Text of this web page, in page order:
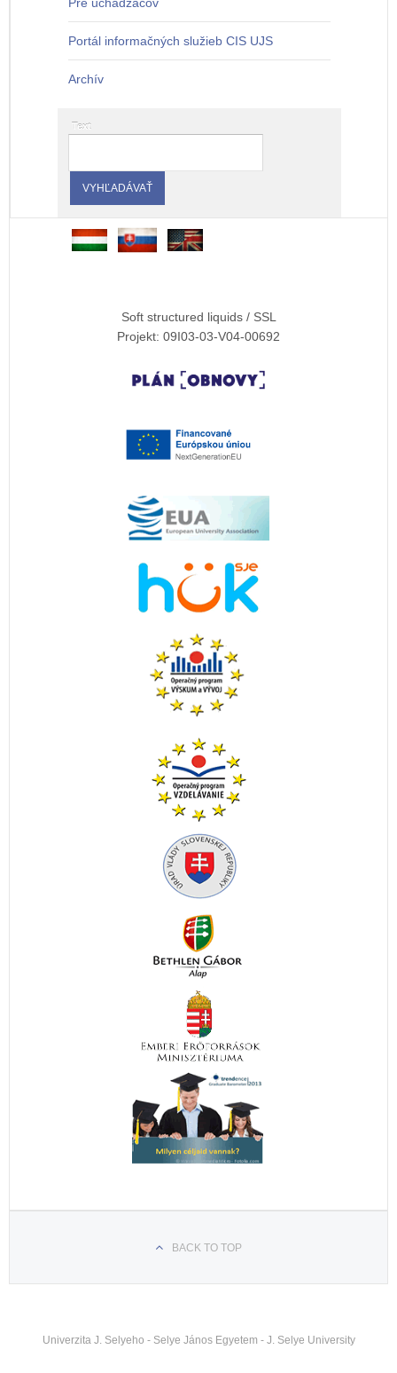
Pre uchádzačov
Portál informačných služieb CIS UJS
Archív
Text
Soft structured liquids / SSL
Projekt: 09I03-03-V04-00692
BACK TO TOP
Univerzita J. Selyeho - Selye János Egyetem - J. Selye University